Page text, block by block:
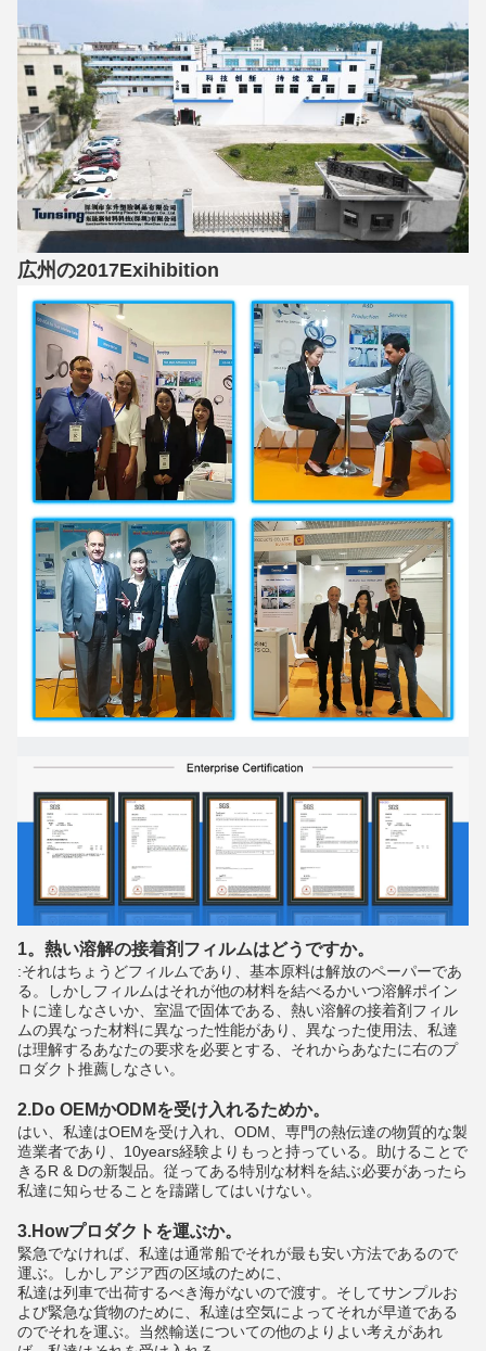
広州の2017Exihibition
1。熱い溶解の接着剤フィルムはどうですか。
:それはちょうどフィルムであり、基本原料は解放のペーパーであ
る。しかしフィルムはそれが他の材料を結べるかいつ溶解ポイン
トに達しなさいか、室温で固体である、熱い溶解の接着剤フィル
ムの異なった材料に異なった性能があり、異なった使用法、私達
は理解するあなたの要求を必要とする、それからあなたに右のプ
ロダクト推薦しなさい。
2.Do OEMかODMを受け入れるためか。
はい、私達はOEMを受け入れ、ODM、専門の熱伝達の物質的な製
造業者であり、10years経験よりもっと持っている。助けることで
きるR & Dの新製品。従ってある特別な材料を結ぶ必要があったら
私達に知らせることを躊躇してはいけない。
3.Howプロダクトを運ぶか。
緊急でなければ、私達は通常船でそれが最も安い方法であるので
運ぶ。しかしアジア西の区域のために、
私達は列車で出荷するべき海がないので渡す。そしてサンプルお
よび緊急な貨物のために、私達は空気によってそれが早道である
のでそれを運ぶ。当然輸送についての他のよりよい考えがあれ